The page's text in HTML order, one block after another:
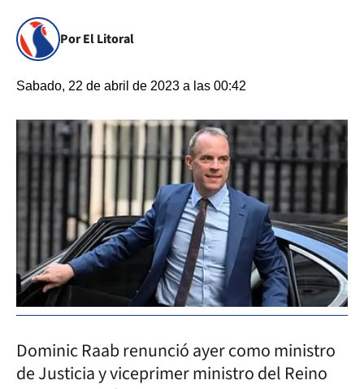
Por El Litoral
Sabado, 22 de abril de 2023 a las 00:42
Dominic Raab renunció ayer como ministro
de Justicia y viceprimer ministro del Reino